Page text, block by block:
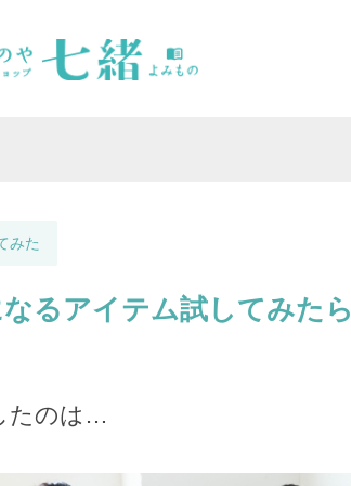
みた
るアイテム試してみたら
たのは…